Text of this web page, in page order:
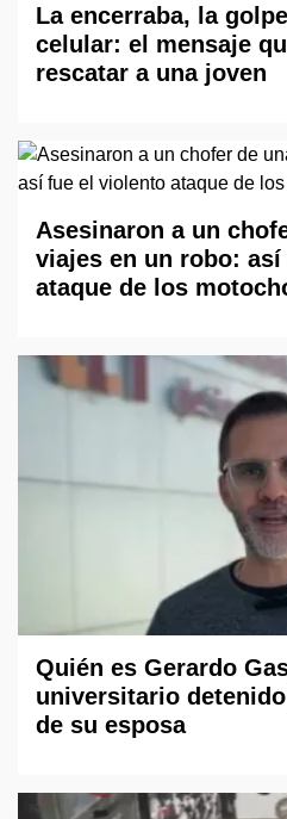
La encerraba, la
celular: el mensaje
rescatar a una joven
Asesinaron a un
viajes en un robo:
ataque de los
Quién es Gerardo
universitario
de su esposa